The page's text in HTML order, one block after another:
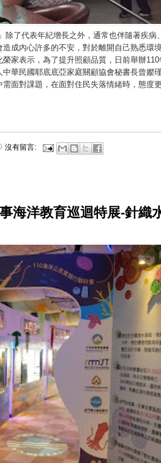
除了代表年紀增長之外，通常也伴隨著疾病
成內心許多的不安，對於離開自己熟悉環
家表示，為了提升照顧品質，日前舉辦
華民國耶底底亞家庭關顧協會秘書長曾孆
面對課題，在面對住民失落情緒時，態度
沒有留言:
海洋教育巡迴特展-針織